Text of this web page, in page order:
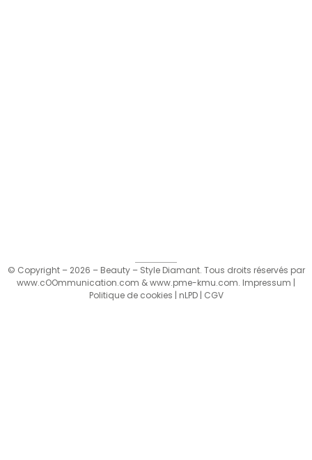
© Copyright – 2026 – Beauty – Style Diamant. Tous droits réservés par
www.cOOmmunication.com &www.pme-kmu.com. Impressum |
Politique de cookies | nLPD| CGV